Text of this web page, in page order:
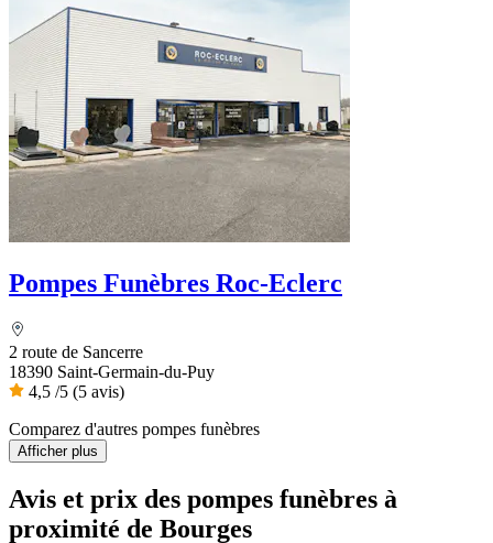
Pompes Funèbres Roc-Eclerc
2 route de Sancerre
18390 Saint-Germain-du-Puy
4,5 /5 (5 avis)
Comparez d'autres pompes funèbres
Afficher plus
Avis et prix des pompes funèbres à
proximité de Bourges